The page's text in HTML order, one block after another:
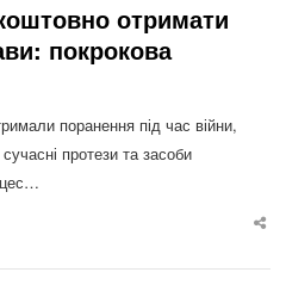
отримати
покрокова
поранення під час війни,
протези та засоби